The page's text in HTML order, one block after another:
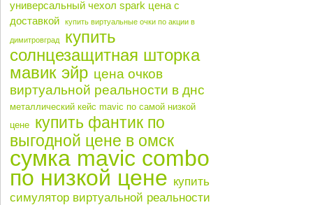
универсальный чехол spark цена с
доставкой
купить виртуальные очки по акции в
димитровград
купить
солнцезащитная шторка
мавик эйр цена очков
виртуальной реальности в днс
металлический кейс mavic по самой низкой
цене купить фантик по
выгодной цене в омск
сумка mavic combo
по низкой цене купить
симулятор виртуальной реальности